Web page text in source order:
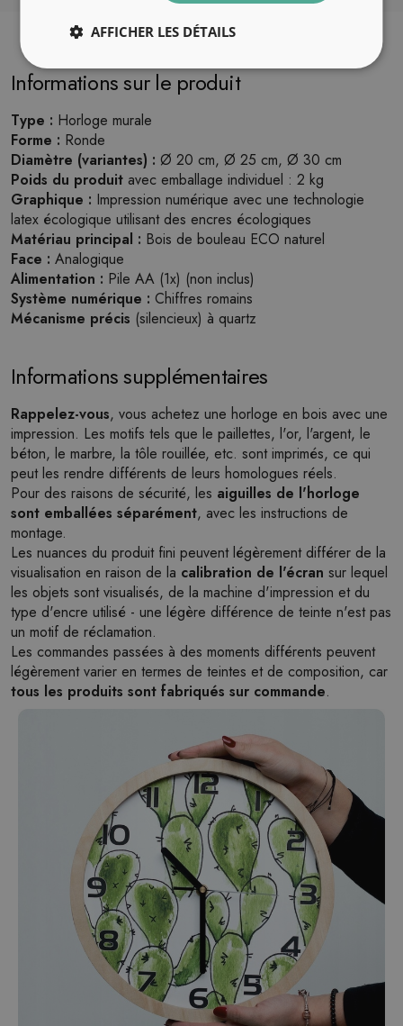
Informations sur le produit
Type : Horloge murale
Forme : Ronde
Diamètre (variantes) : Ø 20 cm, Ø 25 cm, Ø 30 cm
Poids du produit avec emballage individuel : 2 kg
Graphique : Impression numérique avec une technologie
latex écologique utilisant des encres écologiques
Matériau principal : Bois de bouleau ECO naturel
Face : Analogique
Alimentation : Pile AA (1x) (non inclus)
Système numérique : Chiffres romains
Mécanisme précis (silencieux) à quartz
Informations supplémentaires
Rappelez-vous, vous achetez une horloge en bois avec une
impression. Les motifs tels que le paillettes, l'or, l'argent, le
béton, le marbre, la tôle rouillée, etc. sont imprimés, ce qui
peut les rendre différents de leurs homologues réels.
Pour des raisons de sécurité, les aiguilles de l'horloge
sont emballées séparément, avec les instructions de
montage.
Les nuances du produit fini peuvent légèrement différer de la
visualisation en raison de la calibration de l'écran sur lequel
les objets sont visualisés, de la machine d'impression et du
type d'encre utilisé - une légère différence de teinte n'est pas
un motif de réclamation.
Les commandes passées à des moments différents peuvent
légèrement varier en termes de teintes et de composition, car
tous les produits sont fabriqués sur commande.
AFFICHER LES DÉTAILS